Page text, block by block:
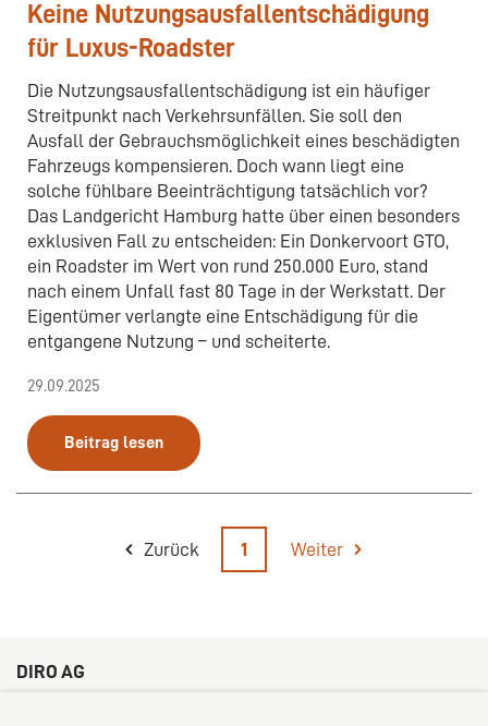
Keine Nutzungsausfallentschädigung
für Luxus-Roadster
Die Nutzungsausfallentschädigung ist ein häufiger
Streitpunkt nach Verkehrsunfällen. Sie soll den
Ausfall der Gebrauchsmöglichkeit eines beschädigten
Fahrzeugs kompensieren. Doch wann liegt eine
solche fühlbare Beeinträchtigung tatsächlich vor?
Das Landgericht Hamburg hatte über einen besonders
exklusiven Fall zu entscheiden: Ein Donkervoort GTO,
ein Roadster im Wert von rund 250.000 Euro, stand
nach einem Unfall fast 80 Tage in der Werkstatt. Der
Eigentümer verlangte eine Entschädigung für die
entgangene Nutzung – und scheiterte.
29.09.2025
Beitrag lesen
Zurück 1 Weiter
DIRO AG